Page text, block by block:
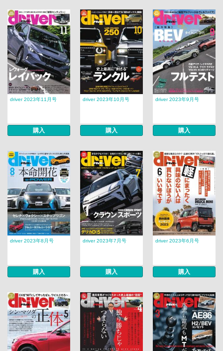
driver 2023年11月号
購入
driver 2023年10月号
購入
driver 2023年9月号
購入
driver 2023年8月号
購入
driver 2023年7月号
購入
driver 2023年6月号
購入